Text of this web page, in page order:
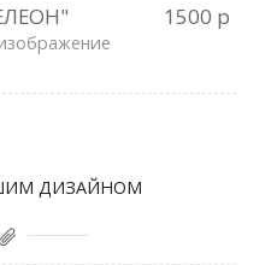
1500 р
ДИЗАЙНОМ